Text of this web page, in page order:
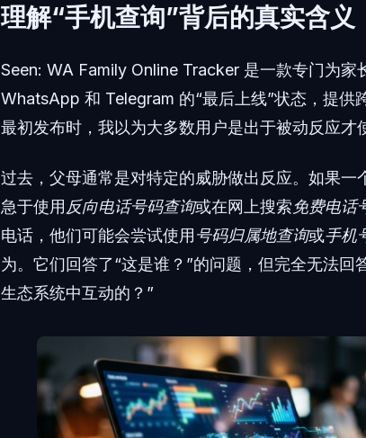
理解“手机查询”背后的真实含义
Seen: WA Family Online Tracker 是一款专门为家
WhatsApp 和 Telegram 的“最后上线”状态，提供
最初发布时，我以为大多数用户是出于被动反应才
过去，父母通常是对特定的威胁做出反应。如果
急于使用 反向电话号码查询或在网上搜索免费电话
电话，他们可能会尝试使用号码归属地查询或手机
为。它们回答了“这是谁？”的问题，但完全无法
生态系统中互动的？”